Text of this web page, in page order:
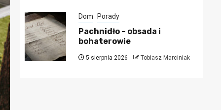
Dom Porady
Pachnidło – obsada i
bohaterowie
5 sierpnia 2026 Tobiasz Marciniak